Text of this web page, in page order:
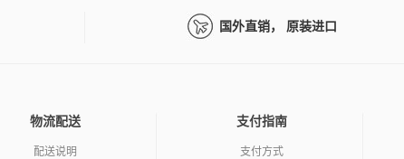
国外直销， 原装进口
物流配送
配送说明
支付指南
支付方式